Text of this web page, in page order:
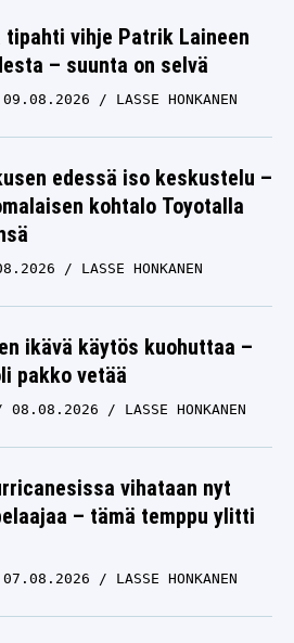
vihje Patrik Laineen
– suunta on selvä
09.08.2026 LASSE HONKANEN
edessä iso keskustelu –
kohtalo Toyotalla
LASSE HONKANEN
ikävä käytös kuohuttaa –
pakko vetää
08.08.2026 LASSE HONKANEN
vihataan nyt
– tämä temppu ylitti
07.08.2026 LASSE HONKANEN